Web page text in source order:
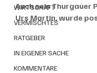
WIRTSCHAFT
VERMISCHTES
RATGEBER
IN EIGENER SACHE
KOMMENTARE
Auch sein Thurgauer
Urs Martin, wurde